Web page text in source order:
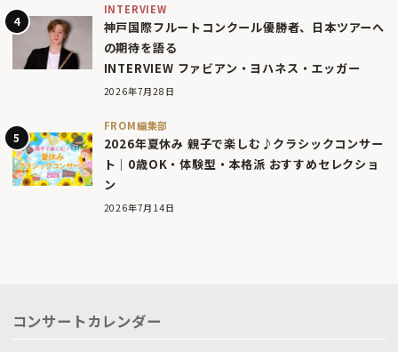
INTERVIEW
神戸国際フルートコンクール優勝者、日本ツアーへ
の期待を語る
INTERVIEW ファビアン・ヨハネス・エッガー
2026年7月28日
FROM編集部
2026年夏休み 親子で楽しむ♪クラシックコンサー
ト｜0歳OK・体験型・本格派 おすすめセレクショ
ン
2026年7月14日
コンサートカレンダー